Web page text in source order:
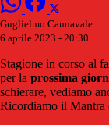
Guglielmo Cannavale
6 aprile 2023 - 20:30
Stagione in corso al
per la prossima
schierare, vediamo
Ricordiamo il Mantra